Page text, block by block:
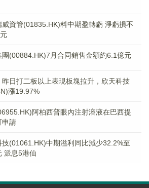
威資管(01835.HK)料中期盈轉虧 淨虧損不
團(00884.HK)7月合同銷售金額約6.1億元
昨日打二板以上表現板塊拉升，欣天科技
漲19.97%
阿柏西普眼內注射溶液在巴西提
申請
技(01061.HK)中期溢利同比減少32.2%至
派息5港仙